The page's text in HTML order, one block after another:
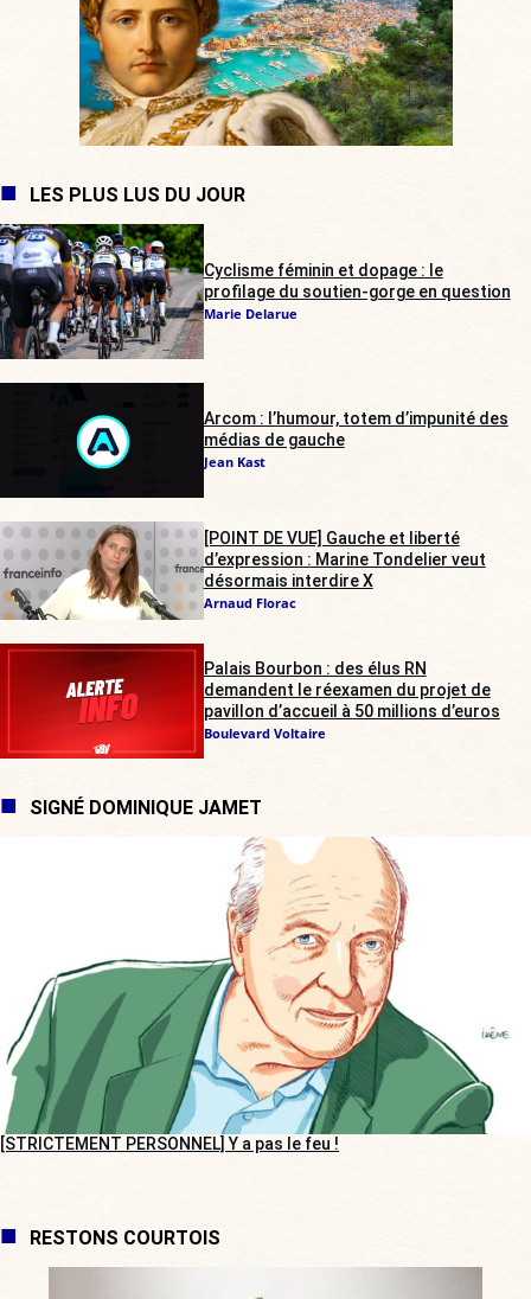
LES PLUS LUS DU JOUR
Cyclisme féminin et dopage : le
profilage du soutien-gorge en question
Marie Delarue
Arcom : l’humour, totem d’impunité des
médias de gauche
Jean Kast
[POINT DE VUE] Gauche et liberté
d’expression : Marine Tondelier veut
désormais interdire X
Arnaud Florac
Palais Bourbon : des élus RN
demandent le réexamen du projet de
pavillon d’accueil à 50 millions d’euros
Boulevard Voltaire
SIGNÉ DOMINIQUE JAMET
[STRICTEMENT PERSONNEL] Y a pas le feu !
RESTONS COURTOIS